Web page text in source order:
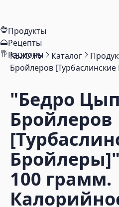
Продукты
Рецепты
Рационы
КБЖУ.РУ Каталог
Бройлеров
"Бедро
Бройлеров
Бройлеры]"
100 грамм.